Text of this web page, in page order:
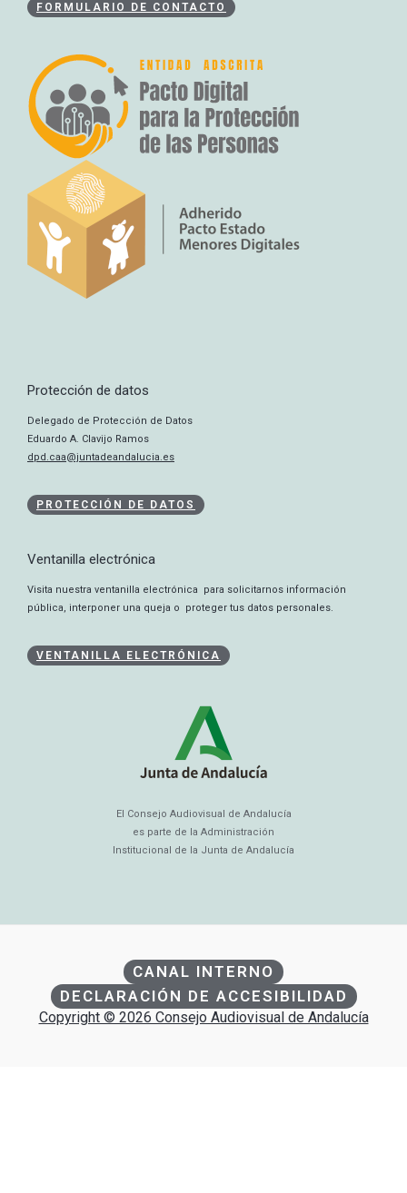
FORMULARIO DE CONTACTO
Protección de datos
Delegado de Protección de Datos
Eduardo A. Clavijo Ramos
dpd.caa@juntadeandalucia.es
PROTECCIÓN DE DATOS
Ventanilla electrónica
Visita nuestra ventanilla electrónica para solicitarnos información
pública, interponer una queja o proteger tus datos personales.
VENTANILLA ELECTRÓNICA
El Consejo Audiovisual de Andalucía
es parte de la Administración
Institucional de la Junta de Andalucía
CANAL INTERNO
DECLARACIÓN DE ACCESIBILIDAD
Copyright © 2026 Consejo Audiovisual de Andalucía